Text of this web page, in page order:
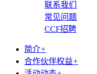
联系我们
常见问题
CCF招聘
简介+
合作伙伴权益+